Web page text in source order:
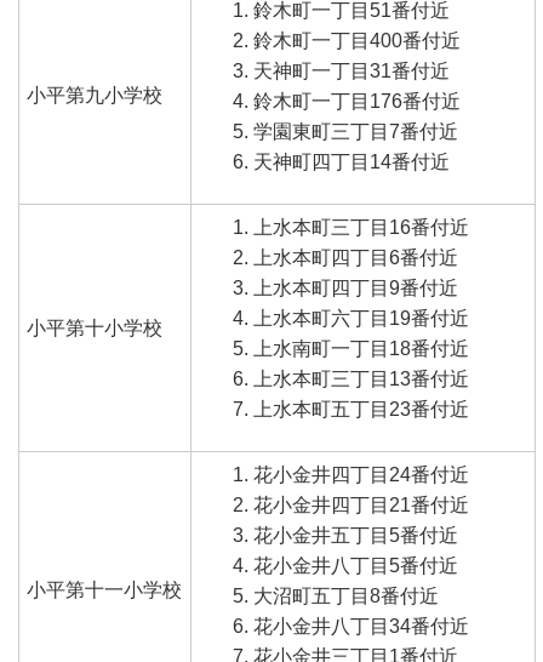
小平第九小学校
鈴木町一丁目51番付近
鈴木町一丁目400番付近
天神町一丁目31番付近
鈴木町一丁目176番付近
学園東町三丁目7番付近
天神町四丁目14番付近
小平第十小学校
上水本町三丁目16番付近
上水本町四丁目6番付近
上水本町四丁目9番付近
上水本町六丁目19番付近
上水南町一丁目18番付近
上水本町三丁目13番付近
上水本町五丁目23番付近
小平第十一小学校
花小金井四丁目24番付近
花小金井四丁目21番付近
花小金井五丁目5番付近
花小金井八丁目5番付近
大沼町五丁目8番付近
花小金井八丁目34番付近
花小金井三丁目1番付近